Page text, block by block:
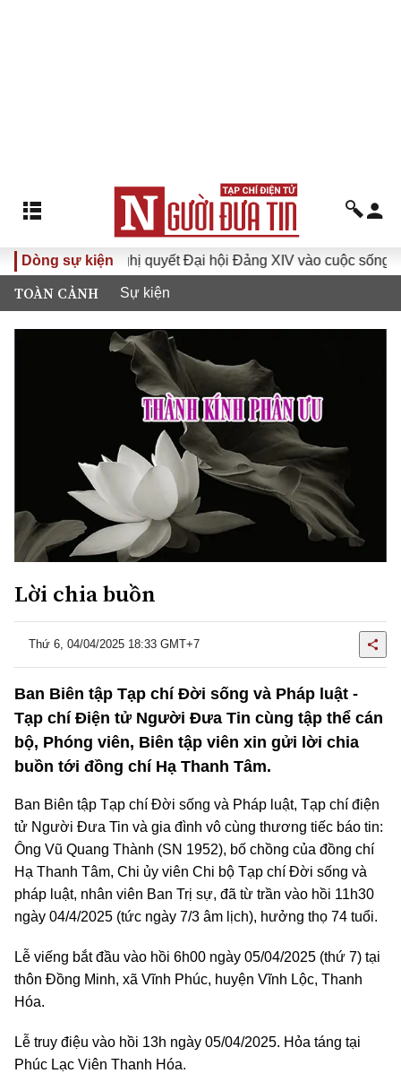
Dòng sự kiện
Đưa Nghị quyết Đại hội Đảng XIV vào cuộc sống
TOÀN CẢNH Sự kiện
Lời chia buồn
Thứ 6, 04/04/2025 18:33 GMT+7
Ban Biên tập Tạp chí Đời sống và Pháp luật -
Tạp chí Điện tử Người Đưa Tin cùng tập thể cán
bộ, Phóng viên, Biên tập viên xin gửi lời chia
buồn tới đồng chí Hạ Thanh Tâm.
Ban Biên tập Tạp chí Đời sống và Pháp luật, Tạp chí điện
tử Người Đưa Tin và gia đình vô cùng thương tiếc báo tin:
Ông Vũ Quang Thành (SN 1952), bố chồng của đồng chí
Hạ Thanh Tâm, Chi ủy viên Chi bộ Tạp chí Đời sống và
pháp luật, nhân viên Ban Trị sự, đã từ trần vào hồi 11h30
ngày 04/4/2025 (tức ngày 7/3 âm lịch), hưởng thọ 74 tuổi.
Lễ viếng bắt đầu vào hồi 6h00 ngày 05/04/2025 (thứ 7) tại
thôn Đồng Minh, xã Vĩnh Phúc, huyện Vĩnh Lộc, Thanh
Hóa.
Lễ truy điệu vào hồi 13h ngày 05/04/2025. Hỏa táng tại
Phúc Lạc Viên Thanh Hóa.